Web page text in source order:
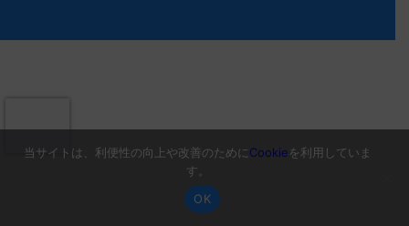
当サイトは、利便性の向上や改善のためにCookieを利用していま
す。
OK